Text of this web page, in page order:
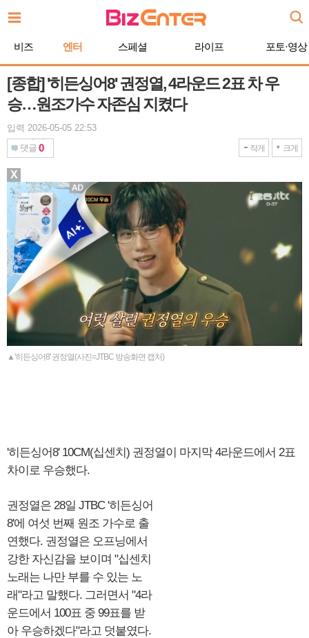
문
기
비즈 엔터 스페셜 라이프 포토·영상
[종합] '히든싱어8' 권정열, 4라운드 2표 차 우
승…원조가수 자존심 지켰다
입력 2026-05-05 22:53
댓글 0 작게 크게
▲'히든싱어8' 권정열(사진=JTBC 방송화면 캡처)
'히든싱어8' 10CM(십센치) 권정열이 마지막 4라운드에서 2표
차이로 우승했다.
권정열은 28일 JTBC '히든싱어
8'에 여섯 번째 원조 가수로 출
연했다. 권정열은 오프닝에서
강한 자신감을 보이며 "십센치
노래는 나만 부를 수 있는 노
래"라고 말했다. 그러면서 "4라
운드에서 100표 중 99표를 받
아 우승하겠다"라고 덧붙였다.
X